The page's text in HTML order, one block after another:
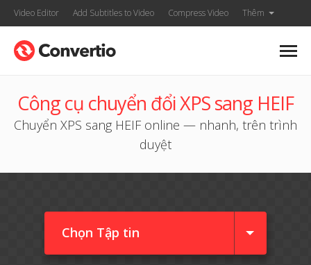
Video Editor Add Subtitles to Video Compress Video Thêm
Công cụ chuyển đổi XPS sang HEIF
Chuyển XPS sang HEIF online — nhanh, trên trình
duyệt
Chọn Tập tin